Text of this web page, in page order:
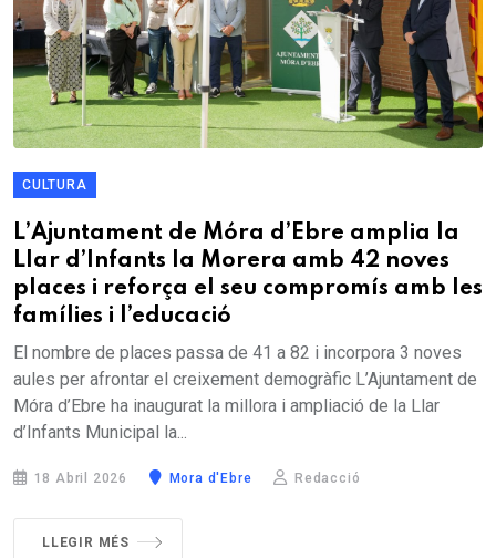
CULTURA
L’Ajuntament de Móra d’Ebre amplia la
Llar d’Infants la Morera amb 42 noves
places i reforça el seu compromís amb les
famílies i l’educació
El nombre de places passa de 41 a 82 i incorpora 3 noves
aules per afrontar el creixement demogràfic L’Ajuntament de
Móra d’Ebre ha inaugurat la millora i ampliació de la Llar
d’Infants Municipal la...
18 Abril 2026 Mora d'Ebre Redacció
LLEGIR MÉS